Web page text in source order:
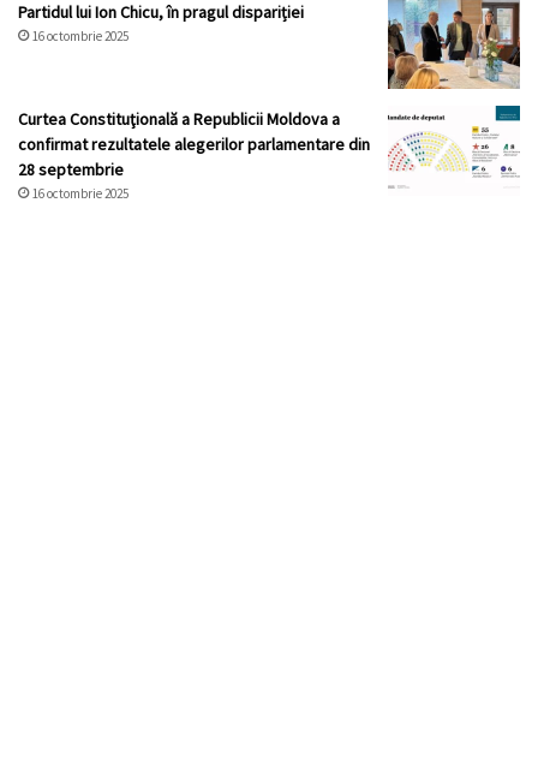
Partidul lui Ion Chicu, în pragul dispariției
16 octombrie 2025
Curtea Constituţională a Republicii Moldova a
confirmat rezultatele alegerilor parlamentare din
28 septembrie
16 octombrie 2025